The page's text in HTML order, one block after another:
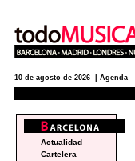
10 de agosto de 2026 | Agenda
Actualidad
Cartelera